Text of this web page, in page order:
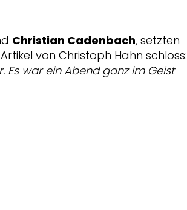
Christian Cadenbach, setzten
von Christoph Hahn schloss:
Es war ein Abend ganz im Geist